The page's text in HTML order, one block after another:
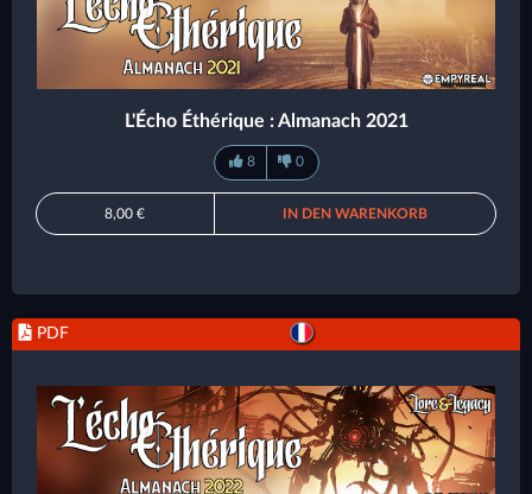
L'Écho Éthérique : Almanach 2021
8 0
8,00 € IN DEN WARENKORB
PDF